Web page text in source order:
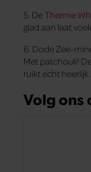
5. DeTherme
glad aan laat
6. Dode Zee-
Met patchouli!
ruikt echt heerlijk.
Volg ons